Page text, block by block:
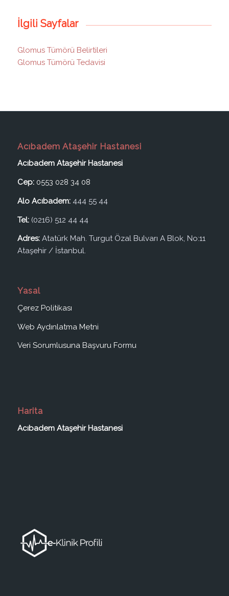
İlgili Sayfalar
Glomus Tümörü Belirtileri
Glomus Tümörü Tedavisi
Acıbadem Ataşehir Hastanesi
Acıbadem Ataşehir Hastanesi
Cep: 0553 028 34 08
Alo Acıbadem:444 55 44
Tel:(0216) 512 44 44
Adres:Atatürk Mah. Turgut Özal Bulvarı A Blok, No:11
Ataşehir / İstanbul.
Yasal
Çerez Politikası
Web Aydınlatma Metni
Veri Sorumlusuna Başvuru Formu
Harita
Acıbadem Ataşehir Hastanesi